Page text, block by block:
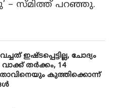
– സ്മിത്ത് പറഞ്ഞു.
ഇഷ്ടപ്പെട്ടില്ല, ചോദ്യം
തര്‍ക്കം, 14
കുത്തിക്കൊന്ന്